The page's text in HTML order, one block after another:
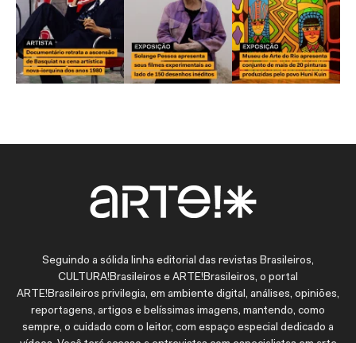
Seguindo a sólida linha editorial das revistas Brasileiros,
CULTURA!Brasileiros e ARTE!Brasileiros, o portal
ARTE!Brasileiros privilegia, em ambiente digital, análises, opiniões,
reportagens, artigos e belíssimas imagens, mantendo, como
sempre, o cuidado com o leitor, com espaço especial dedicado a